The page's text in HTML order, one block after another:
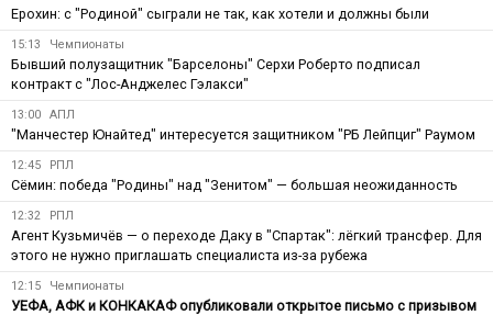
Ерохин: с "Родиной" сыграли не так, как хотели и должны были
15:13 Чемпионаты
Бывший полузащитник "Барселоны" Серхи Роберто подписал
контракт с "Лос-Анджелес Гэлакси"
13:00 АПЛ
"Манчестер Юнайтед" интересуется защитником "РБ Лейпциг" Раумом
12:45 РПЛ
Сёмин: победа "Родины" над "Зенитом" — большая неожиданность
12:32 РПЛ
Агент Кузьмичёв — о переходе Даку в "Спартак": лёгкий трансфер. Для
этого не нужно приглашать специалиста из-за рубежа
12:15 Чемпионаты
УЕФА, АФК и КОНКАКАФ опубликовали открытое письмо с призывом